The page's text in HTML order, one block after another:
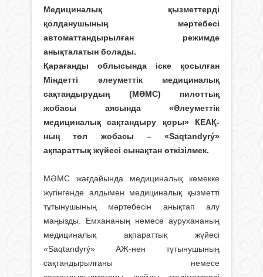
Медициналық қызметтерді
қолданушының мәртебесі
автоматтандырылған режимде
анықталатын болады.
Қарағанды облысында іске қосылған
Міндетті әлеуметтік медициналық
сақтандырудың (МӘМС) пилоттық
жобасы аясында «Әлеуметтік
медициналық сақтандыру қоры» КЕАҚ-
ның төл жобасы – «Saqtandyrý»
ақпараттық жүйесі сынақтан өткізілмек.
МӘМС жағдайында медициналық көмекке
жүгінгенде алдымен медициналық қызметті
тұтынушының мәртебесін анықтап алу
маңызды. Емхананың немесе аурухананың
медициналық ақпараттық жүйесі
«Saqtandyrý» АЖ-нен тұтынушының
сақтандырылғаны немесе